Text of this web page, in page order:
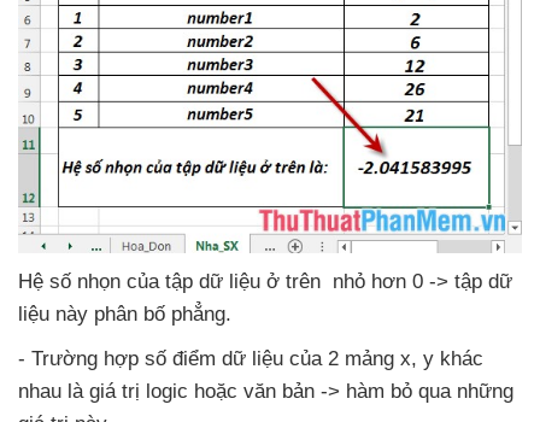
Hệ số nhọn của tập dữ liệu ở trên nhỏ hơn 0 -> tập dữ
liệu này phân bố phẳng.
- Trường hợp số điểm dữ liệu của 2 mảng x, y khác
nhau là giá trị logic hoặc văn bản -> hàm bỏ qua những